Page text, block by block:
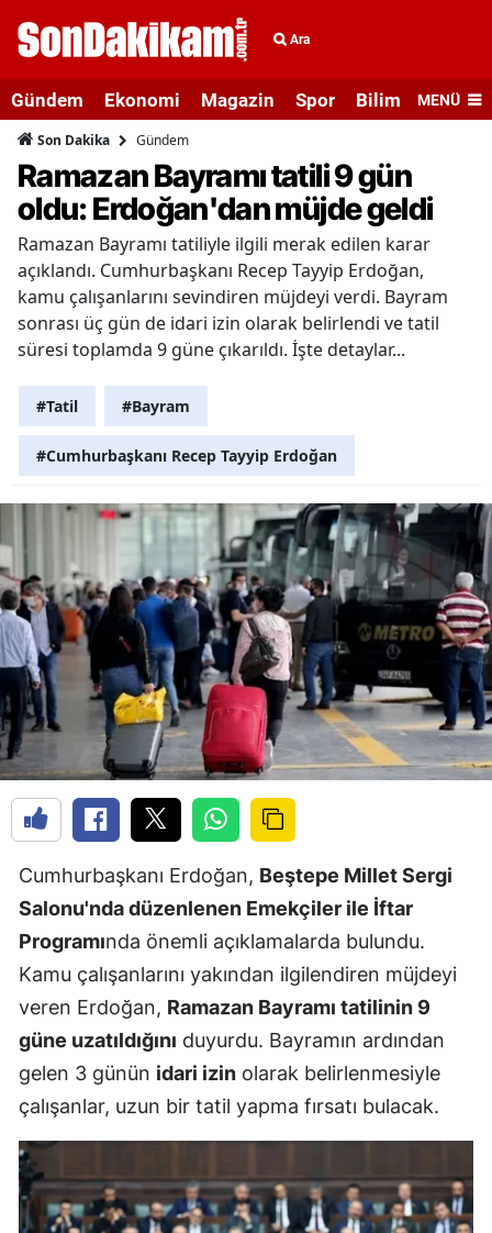
Ara
Gündem Ekonomi Magazin Spor Bilim veMENÜ
Son Dakika Gündem
Ramazan Bayramı tatili 9 gün
oldu: Erdoğan'dan müjde geldi
Ramazan Bayramı tatiliyle ilgili merak edilen karar
açıklandı. Cumhurbaşkanı Recep Tayyip Erdoğan,
kamu çalışanlarını sevindiren müjdeyi verdi. Bayram
sonrası üç gün de idari izin olarak belirlendi ve tatil
süresi toplamda 9 güne çıkarıldı. İşte detaylar...
#Tatil #Bayram
#Cumhurbaşkanı Recep Tayyip Erdoğan
Cumhurbaşkanı Erdoğan, Beştepe Millet Sergi
Salonu'nda düzenlenen Emekçiler ile İftar
Programında önemli açıklamalarda bulundu.
Kamu çalışanlarını yakından ilgilendiren müjdeyi
veren Erdoğan, Ramazan Bayramı tatilinin 9
güne uzatıldığını duyurdu. Bayramın ardından
gelen 3 günün idari izin olarak belirlenmesiyle
çalışanlar, uzun bir tatil yapma fırsatı bulacak.